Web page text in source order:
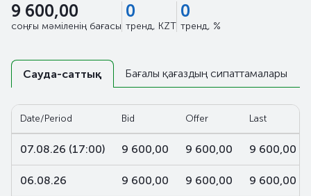
9 600,00
соңғы мәміленің бағасы
0
тренд, KZT
0
тренд, %
Сауда-саттық Бағалы қағаздың сипаттамалары
Date/Period Bid Offer Last
07.08.26 (17:00) 9 600,00 9 600,00 9 600,00
06.08.26 9 600,00 9 600,00 9 600,00